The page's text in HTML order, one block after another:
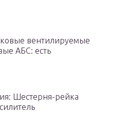
вентилируемые
АБС: есть
Шестерня-рейка